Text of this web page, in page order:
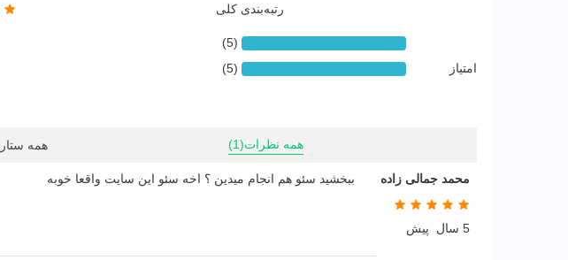
رتبه‌بندی کلی
(5)
امتیاز
(5)
همه نظرات(1) همه
محمد جمالی زاده
5 سال پیش
ببخشید سئو هم انجام میدین ؟ اخه سئو این سایت واقعا خوبه